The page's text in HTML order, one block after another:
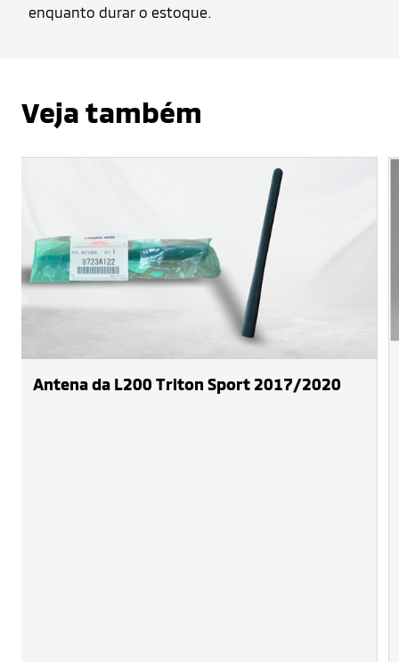
enquanto durar o estoque.
Veja também
Antena da L200 Triton Sport 2017/2020